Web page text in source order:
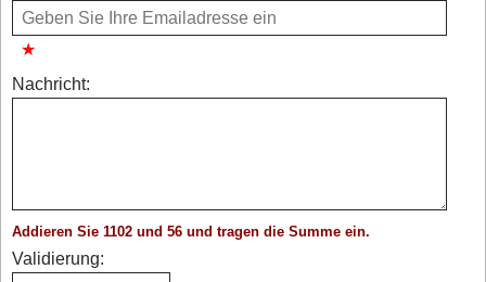
Nachricht:
Addieren Sie 1102 und 56 und tragen die Summe ein.
Validierung: